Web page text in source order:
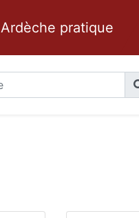
Ardèche pratique